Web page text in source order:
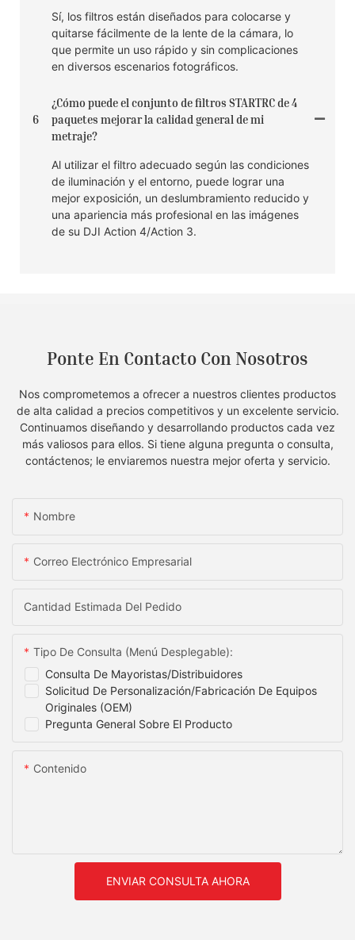
Sí, los filtros están diseñados para colocarse y
quitarse fácilmente de la lente de la cámara, lo
que permite un uso rápido y sin complicaciones
en diversos escenarios fotográficos.
6
¿Cómo puede el conjunto de filtros STARTRC de 4
paquetes mejorar la calidad general de mi
metraje?
Al utilizar el filtro adecuado según las condiciones
de iluminación y el entorno, puede lograr una
mejor exposición, un deslumbramiento reducido y
una apariencia más profesional en las imágenes
de su DJI Action 4/Action 3.
Ponte En Contacto Con Nosotros
Nos comprometemos a ofrecer a nuestros clientes productos
de alta calidad a precios competitivos y un excelente servicio.
Continuamos diseñando y desarrollando productos cada vez
más valiosos para ellos. Si tiene alguna pregunta o consulta,
contáctenos; le enviaremos nuestra mejor oferta y servicio.
Nombre
Correo Electrónico Empresarial
Cantidad Estimada Del Pedido
Consulta De Mayoristas/distribuidores
Solicitud De Personalización/fabricación De Equipos
Originales (OEM)
Pregunta General Sobre El Producto
Tipo De Consulta (menú Desplegable):
Contenido
ENVIAR CONSULTA AHORA